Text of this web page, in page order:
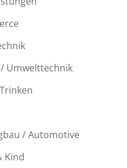
Umwelttechnik
/ Automotive
Kind